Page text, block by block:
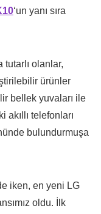
‘un yanı sıra
tutarlı olanlar,
ürünler
bellek yuvaları ile
telefonları
bulundurmuşa
iken, en yeni LG
oldu. İlk